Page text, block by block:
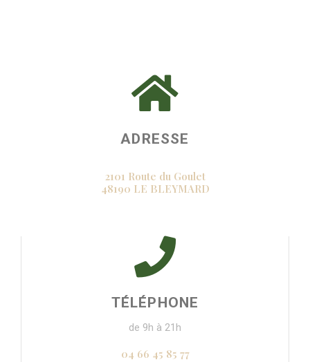
ADRESSE
2101 Route du Goulet
48190 LE BLEYMARD
TÉLÉPHONE
de 9h à 21h
04 66 45 85 77